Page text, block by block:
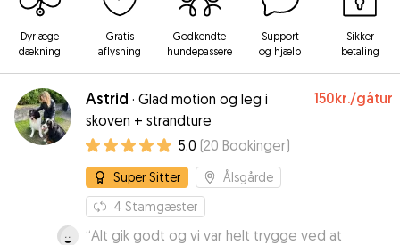
Dyrlæge
dækning
Gratis
aflysning
Godkendte
hundepassere
Support
og hjælp
Sikker
betaling
Astrid · Glad motion og leg i
skoven + strandture
150kr./gåtur
5.0 (20 Bookinger)
Super Sitter
Ålsgårde
4 Stamgæster
“Alt gik godt og vi var helt trygge ved at